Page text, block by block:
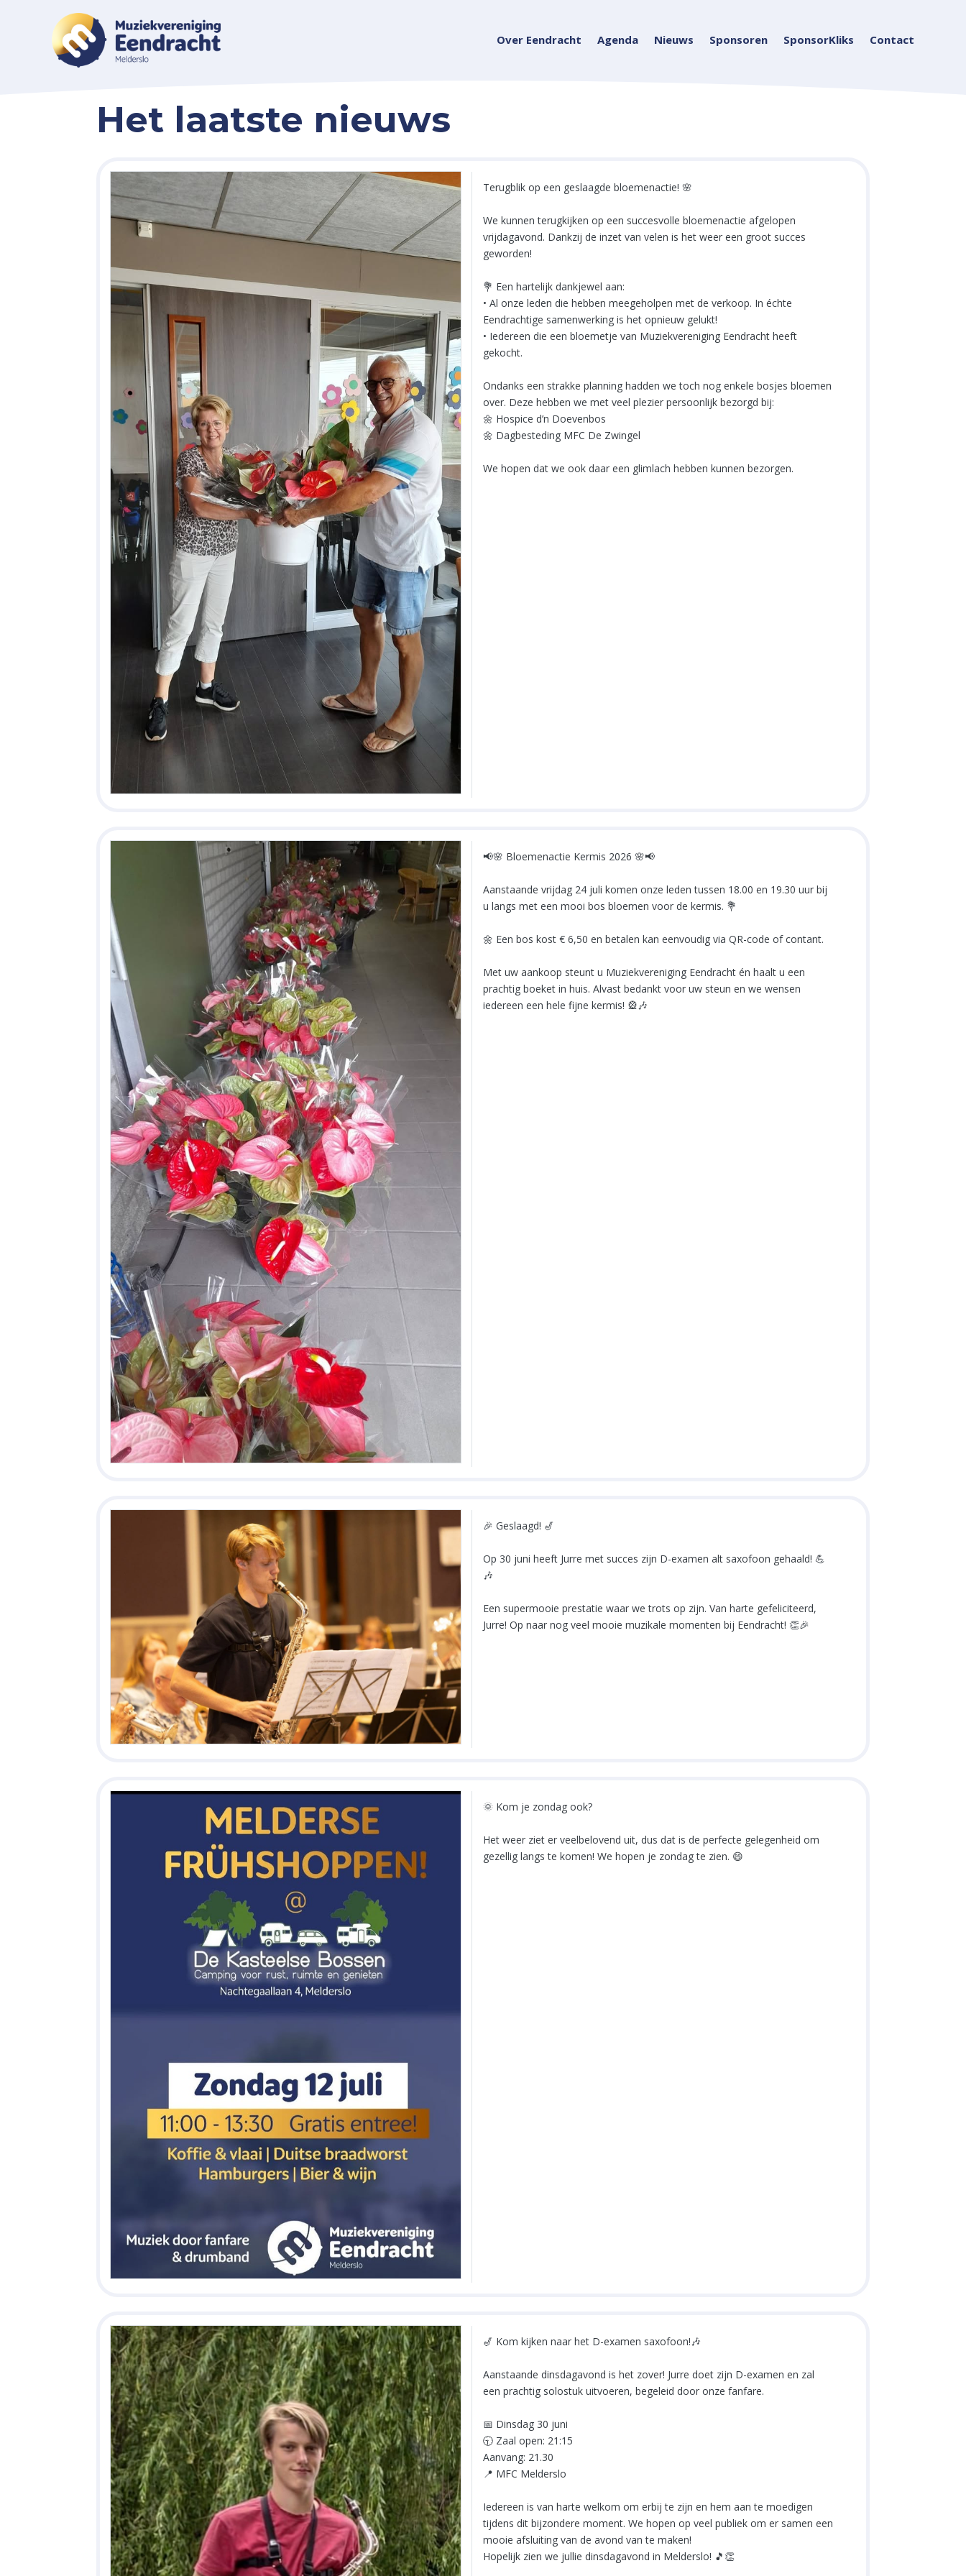
Over Eendracht Agenda Nieuws Sponsoren SponsorKliks Contact
Het laatste nieuws
Terugblik op een geslaagde bloemenactie! 🌸
We kunnen terugkijken op een succesvolle bloemenactie afgelopen
vrijdagavond. Dankzij de inzet van velen is het weer een groot succes
geworden!
💐 Een hartelijk dankjewel aan:
• Al onze leden die hebben meegeholpen met de verkoop. In échte
Eendrachtige samenwerking is het opnieuw gelukt!
• Iedereen die een bloemetje van Muziekvereniging Eendracht heeft
gekocht.
Ondanks een strakke planning hadden we toch nog enkele bosjes bloemen
over. Deze hebben we met veel plezier persoonlijk bezorgd bij:
🌼 Hospice d’n Doevenbos
🌼 Dagbesteding MFC De Zwingel
We hopen dat we ook daar een glimlach hebben kunnen bezorgen.
📢🌸 Bloemenactie Kermis 2026 🌸📢
Aanstaande vrijdag 24 juli komen onze leden tussen 18.00 en 19.30 uur bij
u langs met een mooi bos bloemen voor de kermis. 💐
🌼 Een bos kost € 6,50 en betalen kan eenvoudig via QR-code of contant.
Met uw aankoop steunt u Muziekvereniging Eendracht én haalt u een
prachtig boeket in huis. Alvast bedankt voor uw steun en we wensen
iedereen een hele fijne kermis! 🎡🎶
🎉 Geslaagd! 🎷
Op 30 juni heeft Jurre met succes zijn D-examen alt saxofoon gehaald! 💪
🎶
Een supermooie prestatie waar we trots op zijn. Van harte gefeliciteerd,
Jurre! Op naar nog veel mooie muzikale momenten bij Eendracht! 👏🎉
🌞 Kom je zondag ook?
Het weer ziet er veelbelovend uit, dus dat is de perfecte gelegenheid om
gezellig langs te komen! We hopen je zondag te zien. 😄
🎷 Kom kijken naar het D-examen saxofoon!🎶
Aanstaande dinsdagavond is het zover! Jurre doet zijn D-examen en zal
een prachtig solostuk uitvoeren, begeleid door onze fanfare.
📅 Dinsdag 30 juni
🕤 Zaal open: 21:15
Aanvang: 21.30
📍 MFC Melderslo
Iedereen is van harte welkom om erbij te zijn en hem aan te moedigen
tijdens dit bijzondere moment. We hopen op veel publiek om er samen een
mooie afsluiting van de avond van te maken!
Hopelijk zien we jullie dinsdagavond in Melderslo! 🎵👏